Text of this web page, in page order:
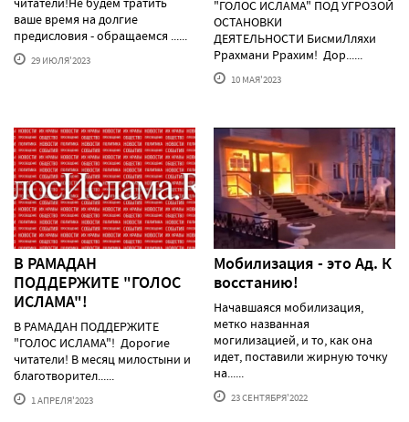
ваше время на долгие
предисловия - обращаемся ......
29 ИЮЛЯ'2023
"ГОЛОС ИСЛАМА" ПОД УГРОЗОЙ
ОСТАНОВКИ
ДЕЯТЕЛЬНОСТИ БисмиЛляхи
Ррахмани Ррахим! Дор......
10 МАЯ'2023
В РАМАДАН
ПОДДЕРЖИТЕ "ГОЛОС
ИСЛАМА"!
В РАМАДАН ПОДДЕРЖИТЕ
"ГОЛОС ИСЛАМА"! Дорогие
читатели! В месяц милостыни и
благотворител......
1 АПРЕЛЯ'2023
Мобилизация - это Ад. К
восстанию!
Начавшаяся мобилизация,
метко названная
могилизацией, и то, как она
идет, поставили жирную точку
на......
23 СЕНТЯБРЯ'2022